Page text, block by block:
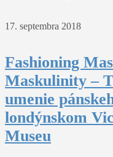
17. septembra 2018
Fashioning
Maskulinity –
umenie
londýnskom
Museu